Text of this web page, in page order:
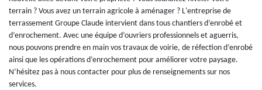
terrain ? Vous avez un terrain agricole à aménager ? L'entreprise de
terrassement Groupe Claude intervient dans tous chantiers d’enrobé et
d’enrochement. Avec une équipe d’ouvriers professionnels et aguerris,
nous pouvons prendre en main vos travaux de voirie, de réfection d’enrobé
ainsi que les opérations d’enrochement pour améliorer votre paysage.
N’hésitez pas à nous contacter pour plus de renseignements sur nos
services.